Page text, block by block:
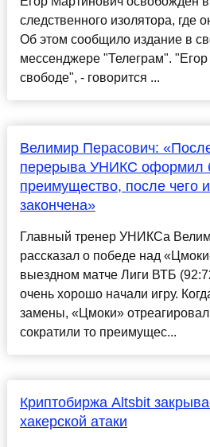
следственного изолятора, где
Об этом сообщило издание в
мессенджере "Телеграм".
свободе", - говорится ...
Велимир Перасович:
перерыва УНИКС оформил
преимущество, после чего
закончена»
Главный тренер УНИКСа
рассказал о победе над
выездном матче Лиги ВТБ
очень хорошо начали игру.
замены, «Цмоки»
сократили то преимущес...
Криптобиржа Altsbit
хакерской атаки